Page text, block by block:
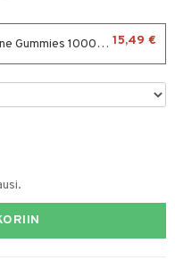
1000mg Passion fruit 15,49 €